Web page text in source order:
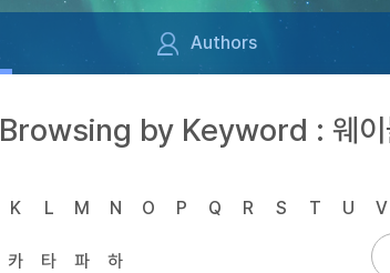
Authors
Browsing by Keyword : 웨이
K L M N O P Q R S T U V
카 타 파 하